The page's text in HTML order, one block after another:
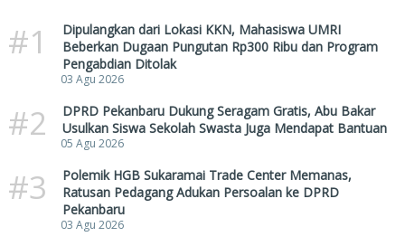
#1
Dipulangkan dari Lokasi KKN, Mahasiswa UMRI
Beberkan Dugaan Pungutan Rp300 Ribu dan Program
Pengabdian Ditolak
03 Agu 2026
#2
DPRD Pekanbaru Dukung Seragam Gratis, Abu Bakar
Usulkan Siswa Sekolah Swasta Juga Mendapat Bantuan
05 Agu 2026
#3
Polemik HGB Sukaramai Trade Center Memanas,
Ratusan Pedagang Adukan Persoalan ke DPRD
Pekanbaru
03 Agu 2026